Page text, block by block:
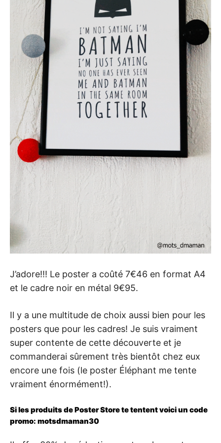
J’adore!!! Le poster a coûté 7€46 en format A4
et le cadre noir en métal 9€95.
Il y a une multitude de choix aussi bien pour les
posters que pour les cadres! Je suis vraiment
super contente de cette découverte et je
commanderai sûrement très bientôt chez eux
encore une fois (le poster Éléphant me tente
vraiment énormément!).
Si les produits de Poster Store te tentent voici un code
promo: motsdmaman30